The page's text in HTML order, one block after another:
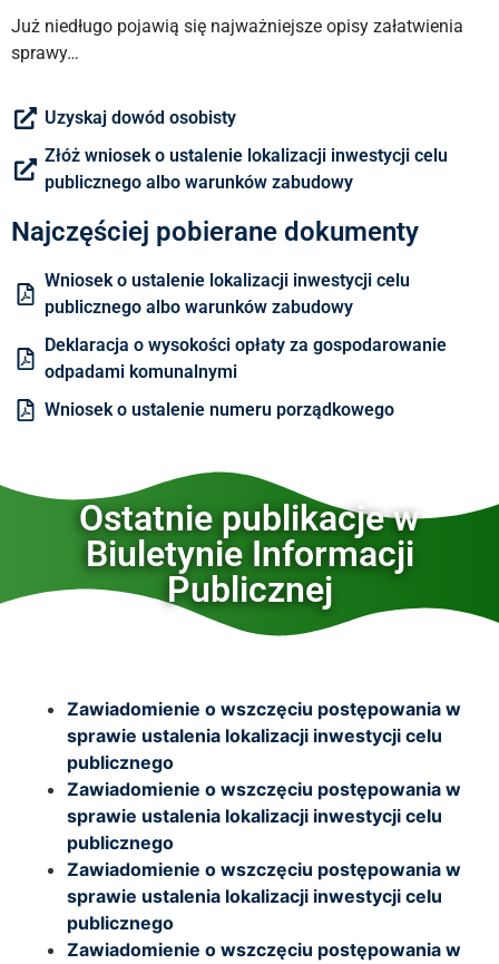
Już niedługo pojawią się najważniejsze opisy załatwienia
sprawy…
Uzyskaj dowód osobisty
Złóż wniosek o ustalenie lokalizacji inwestycji celu
publicznego albo warunków zabudowy
Najczęściej pobierane dokumenty
Wniosek o ustalenie lokalizacji inwestycji celu
publicznego albo warunków zabudowy
Deklaracja o wysokości opłaty za gospodarowanie
odpadami komunalnymi
Wniosek o ustalenie numeru porządkowego
Ostatnie publikacje w
Biuletynie Informacji
Publicznej
Zawiadomienie o wszczęciu postępowania w
sprawie ustalenia lokalizacji inwestycji celu
publicznego
Zawiadomienie o wszczęciu postępowania w
sprawie ustalenia lokalizacji inwestycji celu
publicznego
Zawiadomienie o wszczęciu postępowania w
sprawie ustalenia lokalizacji inwestycji celu
publicznego
Zawiadomienie o wszczęciu postępowania w